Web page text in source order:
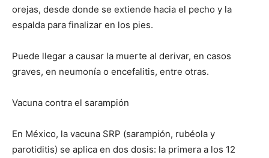
orejas, desde donde se extiende hacia el pecho y la
espalda para finalizar en los pies.
Puede llegar a causar la muerte al derivar, en casos
graves, en neumonía o encefalitis, entre otras.
Vacuna contra el sarampión
En México, la vacuna SRP (sarampión, rubéola y
parotiditis) se aplica en dos dosis: la primera a los 12